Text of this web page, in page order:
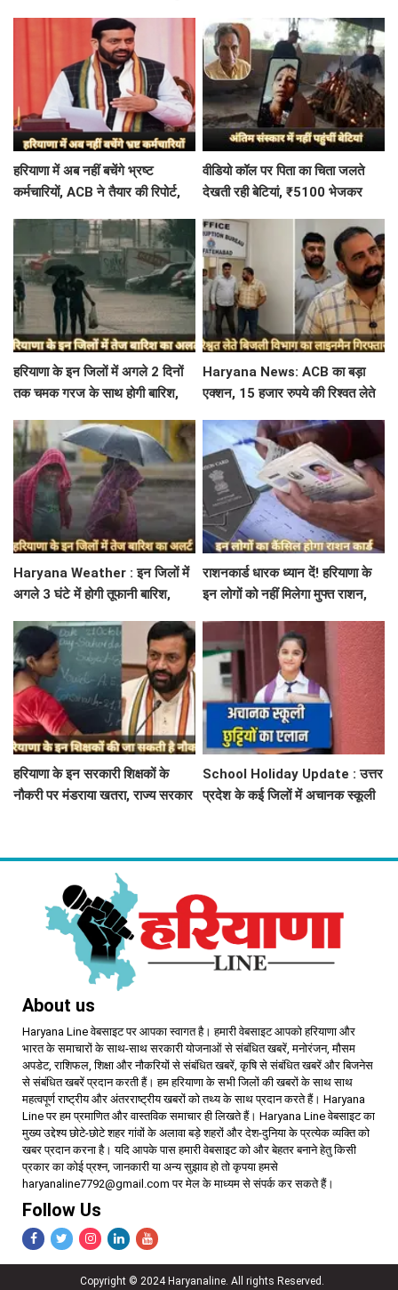
हरियाणा में अब नहीं बचेंगे भ्रष्ट
कर्मचारियों, ACB ने तैयार की रिपोर्ट,
वीडियो कॉल पर पिता का चिता जलते
देखती रही बेटियां, ₹5100 भेजकर
हरियाणा के इन जिलों में अगले 2 दिनों
तक चमक गरज के साथ होगी बारिश,
Haryana News: ACB का बड़ा
एक्शन, 15 हजार रुपये की रिश्वत लेते
Haryana Weather : इन जिलों में
अगले 3 घंटे में होगी तूफानी बारिश,
राशनकार्ड धारक ध्यान दें! हरियाणा के
इन लोगों को नहीं मिलेगा मुफ्त राशन,
हरियाणा के इन सरकारी शिक्षकों के
नौकरी पर मंडराया खतरा, राज्य सरकार
School Holiday Update : उत्तर
प्रदेश के कई जिलों में अचानक स्कूली
About us
Haryana Line वेबसाइट पर आपका स्वागत है। हमारी वेबसाइट आपको हरियाणा और
भारत के समाचारों के साथ-साथ सरकारी योजनाओं से संबंधित खबरें, मनोरंजन, मौसम
अपडेट, राशिफल, शिक्षा और नौकरियों से संबंधित खबरें, कृषि से संबंधित खबरें और बिजनेस
से संबंधित खबरें प्रदान करती हैं। हम हरियाणा के सभी जिलों की खबरों के साथ साथ
महत्वपूर्ण राष्ट्रीय और अंतरराष्ट्रीय खबरों को तथ्य के साथ प्रदान करते हैं। Haryana
Line पर हम प्रमाणित और वास्तविक समाचार ही लिखते हैं। Haryana Line वेबसाइट का
मुख्य उद्देश्य छोटे-छोटे शहर गांवों के अलावा बड़े शहरों और देश-दुनिया के प्रत्येक व्यक्ति को
खबर प्रदान करना है। यदि आपके पास हमारी वेबसाइट को और बेहतर बनाने हेतु किसी
प्रकार का कोई प्रश्न, जानकारी या अन्य सुझाव हो तो कृपया हमसे
haryanaline7792@gmail.com पर मेल के माध्यम से संपर्क कर सकते हैं।
Follow Us
Copyright © 2024 Haryanaline. All rights Reserved.